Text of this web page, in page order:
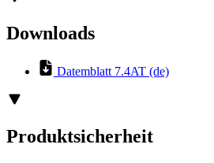
Downloads
Datemblatt 7.4AT (de)
Produktsicherheit